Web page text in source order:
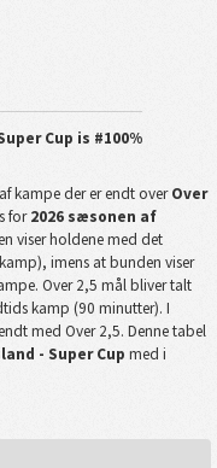
Cup is #100%
kampe der er endt overOver
for2026 sæsonen af
viser holdene med det
imens at bunden viser
Over 2,5 mål bliver talt
kamp (90 minutter). I
med Over 2,5. Denne tabel
- Super Cup med i